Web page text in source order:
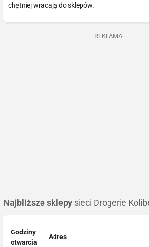
chętniej wracają do sklepów.
REKLAMA
Najbliższe sklepy sieci Drogerie
Godziny
otwarcia
Adres